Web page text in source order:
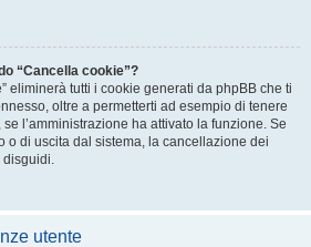
“Cancella cookie”?
eliminerà tutti i cookie generati da phpBB che ti
oltre a permetterti ad esempio di tenere
l’amministrazione ha attivato la funzione. Se
o di uscita dal sistema, la cancellazione dei
disguidi.
utente